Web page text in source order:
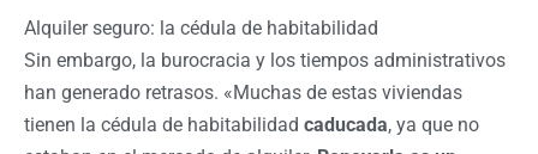
Alquiler seguro: la cédula de habitabilidad
Sin embargo, la burocracia y los tiempos administrativos
han generado retrasos. «Muchas de estas viviendas
tienen la cédula de habitabilidad caducada, ya que no